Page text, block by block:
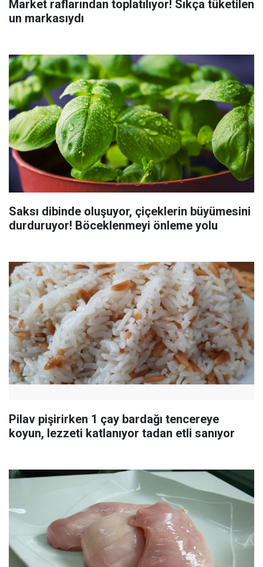
Market raflarından toplatılıyor! Sıkça tüketilen
un markasıydı
Saksı dibinde oluşuyor, çiçeklerin büyümesini
durduruyor! Böceklenmeyi önleme yolu
Pilav pişirirken 1 çay bardağı tencereye
koyun, lezzeti katlanıyor tadan etli sanıyor